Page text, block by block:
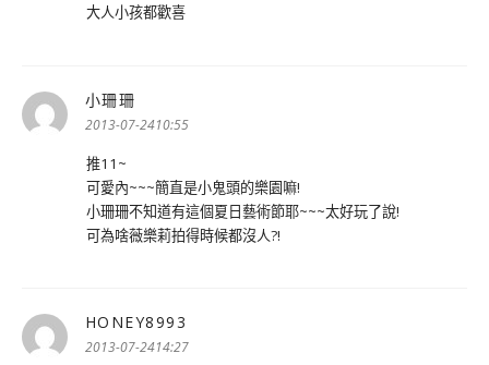
大人小孩都歡喜
小珊珊
示:
2013-07-2410:55
推11~
可愛內~~~簡直是小鬼頭的樂園嘛!
小珊珊不知道有這個夏日藝術節耶~~~太好玩了說!
可為啥薇樂莉拍得時候都沒人?!
HONEY8993
示:
2013-07-2414:27